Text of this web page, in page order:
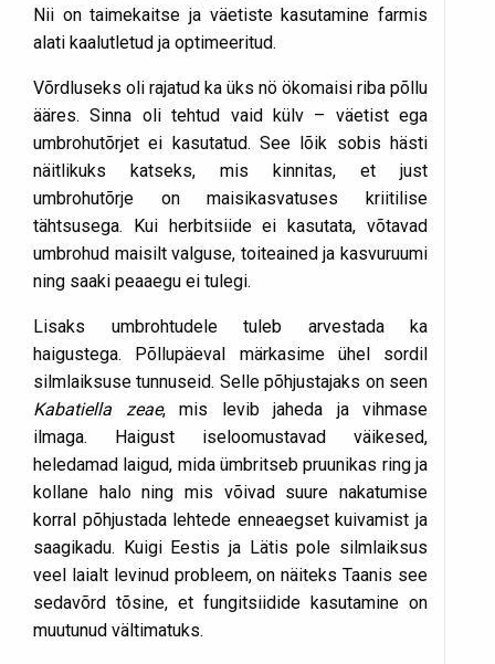
Nii on taimekaitse ja väetiste kasutamine farmis
alati kaalutletud ja optimeeritud.
Võrdluseks oli rajatud ka üks nö ökomaisi riba põllu
ääres. Sinna oli tehtud vaid külv – väetist ega
umbrohutõrjet ei kasutatud. See lõik sobis hästi
näitlikuks katseks, mis kinnitas, et just
umbrohutõrje on maisikasvatuses kriitilise
tähtsusega. Kui herbitsiide ei kasutata, võtavad
umbrohud maisilt valguse, toiteained ja kasvuruumi
ning saaki peaaegu ei tulegi.
Lisaks umbrohtudele tuleb arvestada ka
haigustega. Põllupäeval märkasime ühel sordil
silmlaiksuse tunnuseid. Selle põhjustajaks on seen
Kabatiella zeae, mis levib jaheda ja vihmase
ilmaga. Haigust iseloomustavad väikesed,
heledamad laigud, mida ümbritseb pruunikas ring ja
kollane halo ning mis võivad suure nakatumise
korral põhjustada lehtede enneaegset kuivamist ja
saagikadu. Kuigi Eestis ja Lätis pole silmlaiksus
veel laialt levinud probleem, on näiteks Taanis see
sedavõrd tõsine, et fungitsiidide kasutamine on
muutunud vältimatuks.